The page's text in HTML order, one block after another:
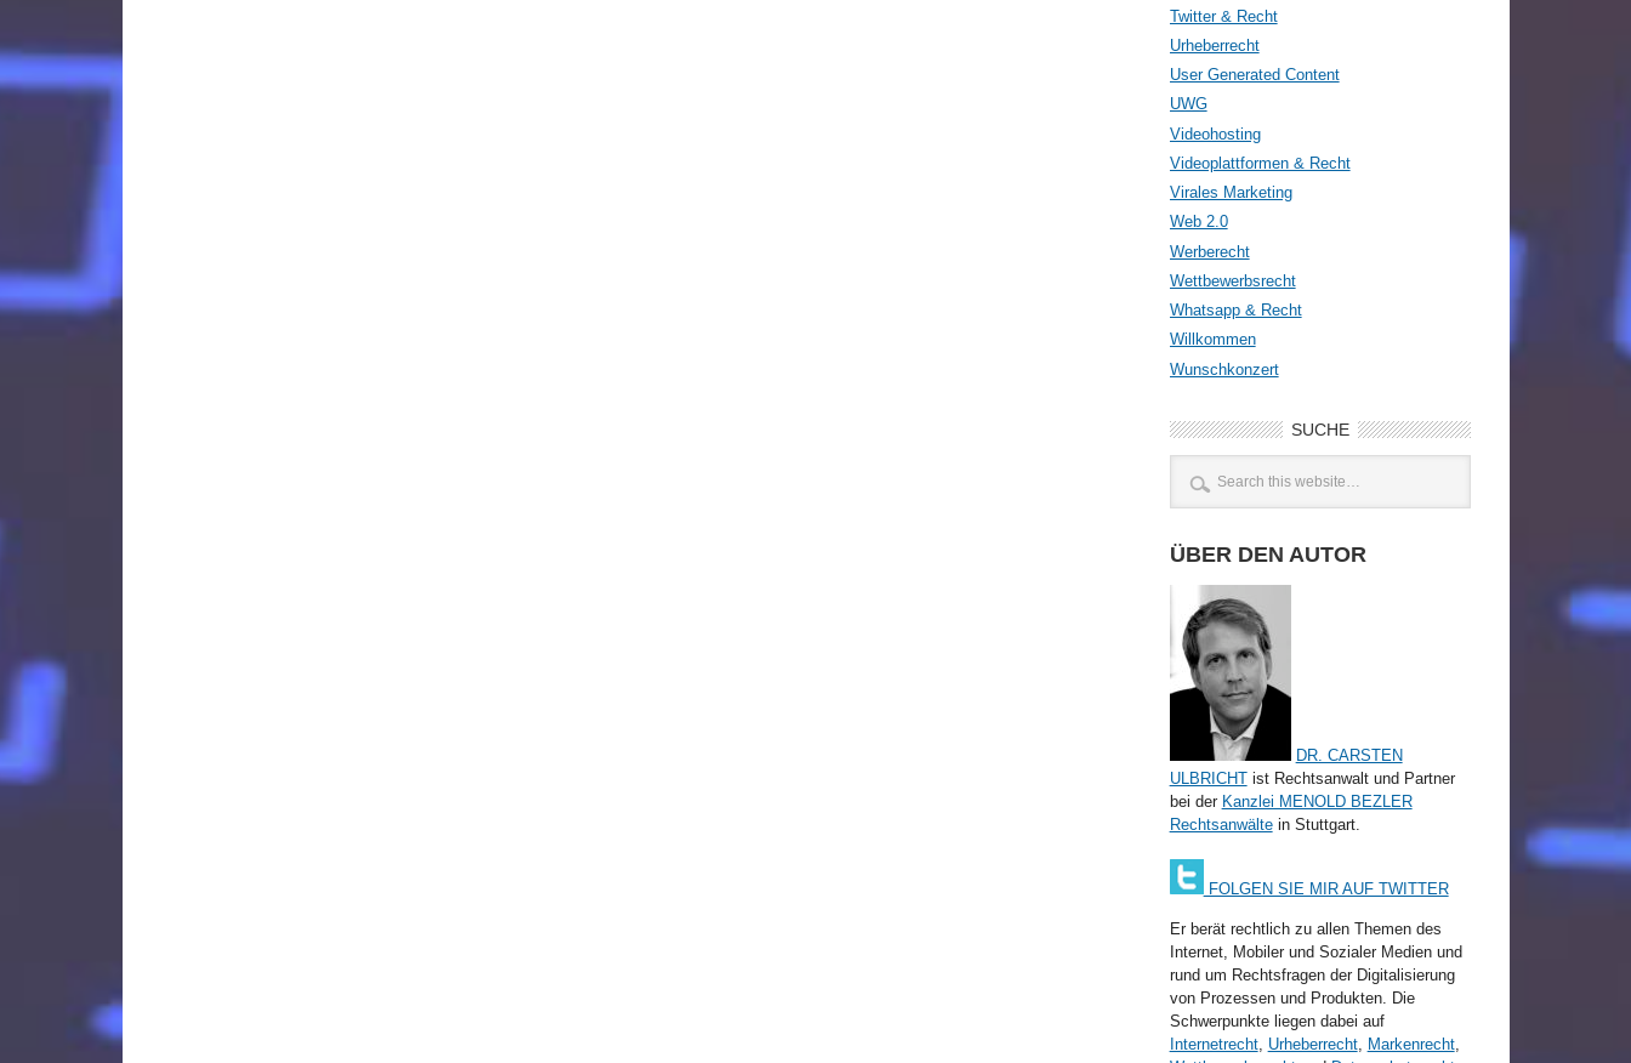
Twitter & Recht
Urheberrecht
User Generated Content
UWG
Videohosting
Videoplattformen & Recht
Virales Marketing
Web 2.0
Werberecht
Wettbewerbsrecht
Whatsapp & Recht
Willkommen
Wunschkonzert
SUCHE
ÜBER DEN AUTOR
DR. CARSTEN
ULBRICHTist Rechtsanwalt und Partner
bei der Kanzlei MENOLD BEZLER
Rechtsanwältein Stuttgart.
FOLGEN SIE MIR AUF TWITTER
Er berät rechtlich zu allen Themen des
Internet, Mobiler und Sozialer Medien und
rund um Rechtsfragen der Digitalisierung
von Prozessen und Produkten. Die
Schwerpunkte liegen dabei auf
Internetrecht, Urheberrecht, Markenrecht,